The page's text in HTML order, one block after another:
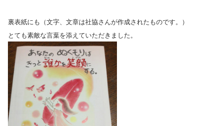
裏表紙にも（文字、文章は社協さんが作成されたものです。）
とても素敵な言葉を添えていただきました。